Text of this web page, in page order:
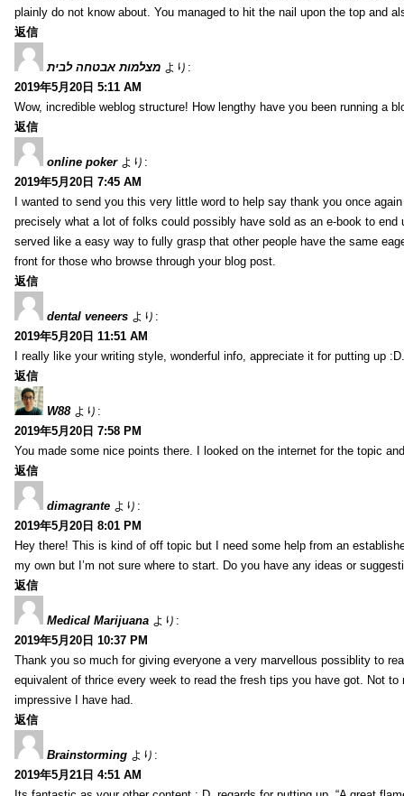
plainly do not know about. You managed to hit the nail upon the top and
返信
מצלמות אבטחה לבית より:
2019年5月20日 5:11 AM
Wow, incredible weblog structure! How lengthy have you been running a
返信
online poker より:
2019年5月20日 7:45 AM
I wanted to send you this very little word to help say thank you once
precisely what a lot of folks could possibly have sold as an e-book to
served like a easy way to fully grasp that other people have the same
front for those who browse through your blog post.
返信
dental veneers より:
2019年5月20日 11:51 AM
I really like your writing style, wonderful info, appreciate it for putting up
返信
W88 より:
2019年5月20日 7:58 PM
You made some nice points there. I looked on the internet for the topic
返信
dimagrante より:
2019年5月20日 8:01 PM
Hey there! This is kind of off topic but I need some help from an
my own but I’m not sure where to start. Do you have any ideas or
返信
Medical Marijuana より:
2019年5月20日 10:37 PM
Thank you so much for giving everyone a very marvellous possiblity to
equivalent of thrice every week to read the fresh tips you have got. Not
impressive I have had.
返信
Brainstorming より:
2019年5月21日 4:51 AM